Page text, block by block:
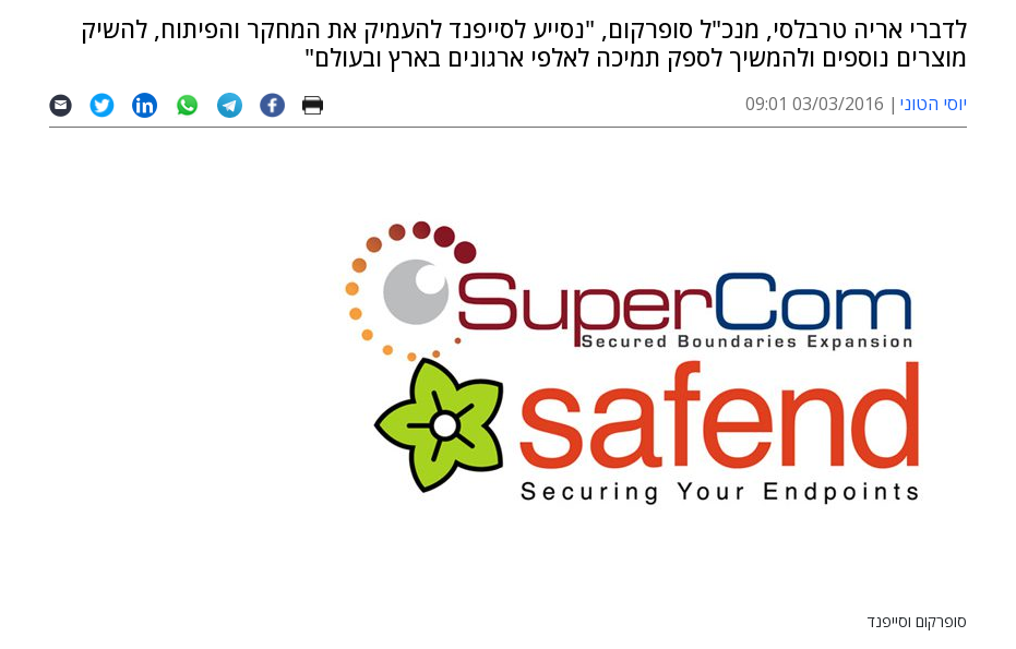
לדברי אריה טרבלסי, מנכ"ל סופרקום, "נסייע לסייפנד להעמיק את המחקר והפיתוח, להשיק
מוצרים נוספים ולהמשיך לספק תמיכה לאלפי ארגונים בארץ ובעולם"
יוסי הטוני 03/03/2016 09:01
סופרקום וסייפנד